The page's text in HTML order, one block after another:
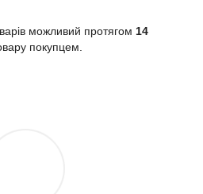
можливий протягом 14
покупцем.